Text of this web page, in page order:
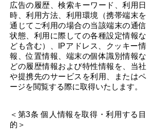
広告の履歴、検索キーワード、利用日
時、利用方法、利用環境（携帯端末を
通じてご利用の場合の当該端末の通信
状態、利用に際しての各種設定情報な
ども含む）、IPアドレス、クッキー情
報、位置情報、端末の個体識別情報な
どの履歴情報および特性情報を、当社
や提携先のサービスを利用、またはペ
ージを閲覧する際に取得いたします。
＜第3条 個人情報を取得・利用する目
的＞